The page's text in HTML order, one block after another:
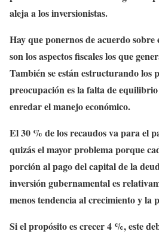
aleja a los inversionistas.
Hay que ponernos de acuerdo
son los aspectos fiscales los que
También se están estructurando los
preocupación es la falta de
enredar el manejo económico.
El 30 % de los recaudos va para el
quizás el mayor problema porque
porción al pago del capital de la
inversión gubernamental es
menos tendencia al crecimiento y la
Si el propósito es crecer 4 %, este